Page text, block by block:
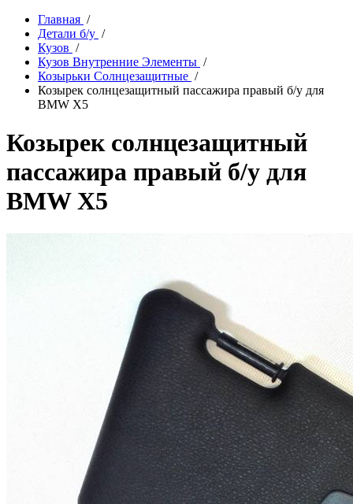
Главная /
Детали б/у /
Кузов /
Кузов Внутренние Элементы /
Козырьки Солнцезащитные /
Козырек солнцезащитный пассажира правый б/у для
BMW X5
Козырек солнцезащитный
пассажира правый б/у для
BMW X5